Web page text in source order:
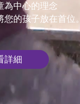
為中心的理念
您的孩子放在首位。
詳細